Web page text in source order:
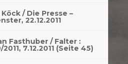
Köck / Die Presse –
22.12.2011
Fasthuber / Falter :
7.12.2011 (Seite 45)